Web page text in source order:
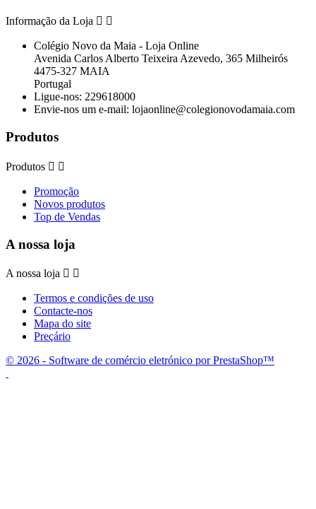
Informação da Loja  
Colégio Novo da Maia - Loja Online
Avenida Carlos Alberto Teixeira Azevedo, 365 Milheirós
4475-327 MAIA
Portugal
Ligue-nos: 229618000
Envie-nos um e-mail: lojaonline@colegionovodamaia.com
Produtos
Produtos  
Promoção
Novos produtos
Top de Vendas
A nossa loja
A nossa loja  
Termos e condições de uso
Contacte-nos
Mapa do site
Preçário
© 2026 - Software de comércio eletrónico por PrestaShop™